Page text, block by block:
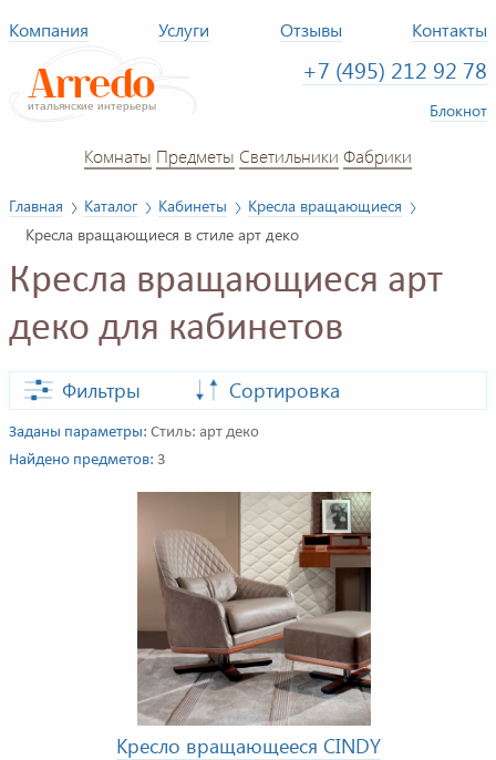
Компания Услуги Отзывы Контакты
+7 (495) 212 92 78
Блокнот
Комнаты Предметы Светильники Фабрики
Главная Каталог Кабинеты
Кресла вращающиеся
Кресла вращающиеся в стиле арт деко
Кресла вращающиеся арт
деко для кабинетов
Фильтры Сортировка
Заданы параметры: Стиль: арт деко
Найдено предметов: 3
Кресло вращающееся CINDY